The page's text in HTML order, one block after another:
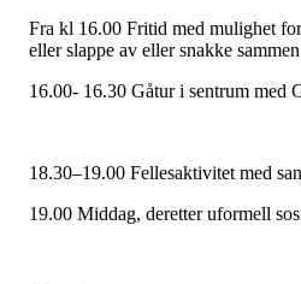
Fra kl 16.00 Fritid med mulighet
eller slappe av eller snakke sammen
16.00- 16.30 Gåtur i sentrum med
18.30–19.00 Fellesaktivitet med
19.00 Middag, deretter uformell